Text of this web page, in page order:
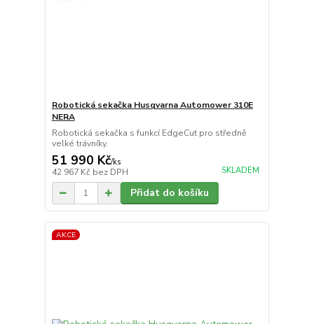
Robotická sekačka Husqvarna Automower 310E
NERA
Robotická sekačka s funkcí EdgeCut pro středně
velké trávníky.
51 990 Kč/ks
42 967 Kč bez DPH SKLADEM
Přidat do košíku
AKCE